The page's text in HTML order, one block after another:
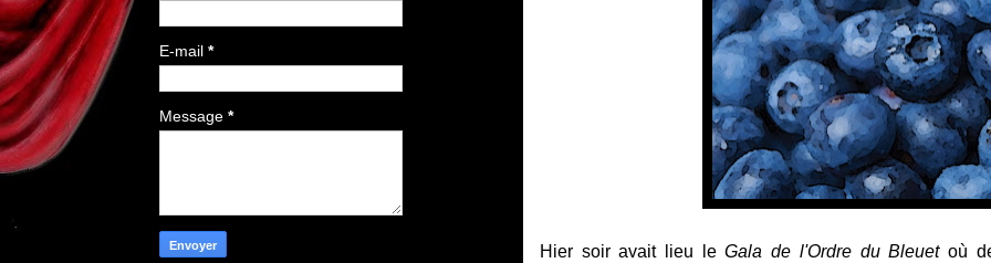
Hier soir avait lieu leGala de l'Ordre du Bleuet où
E-mail *
Message *